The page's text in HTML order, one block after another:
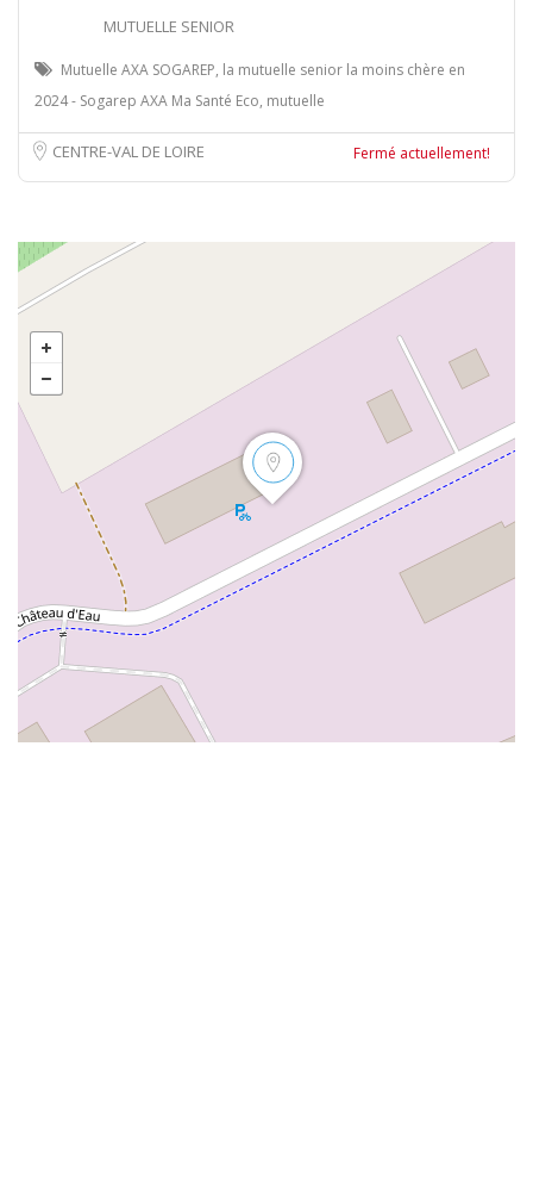
MUTUELLE SENIOR
Mutuelle AXA SOGAREP, la mutuelle senior la moins chère en
2024 - Sogarep AXA Ma Santé Eco, mutuelle
CENTRE-VAL DE LOIRE Fermé actuellement!